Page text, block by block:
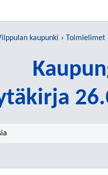
kaupunki Toimielimet